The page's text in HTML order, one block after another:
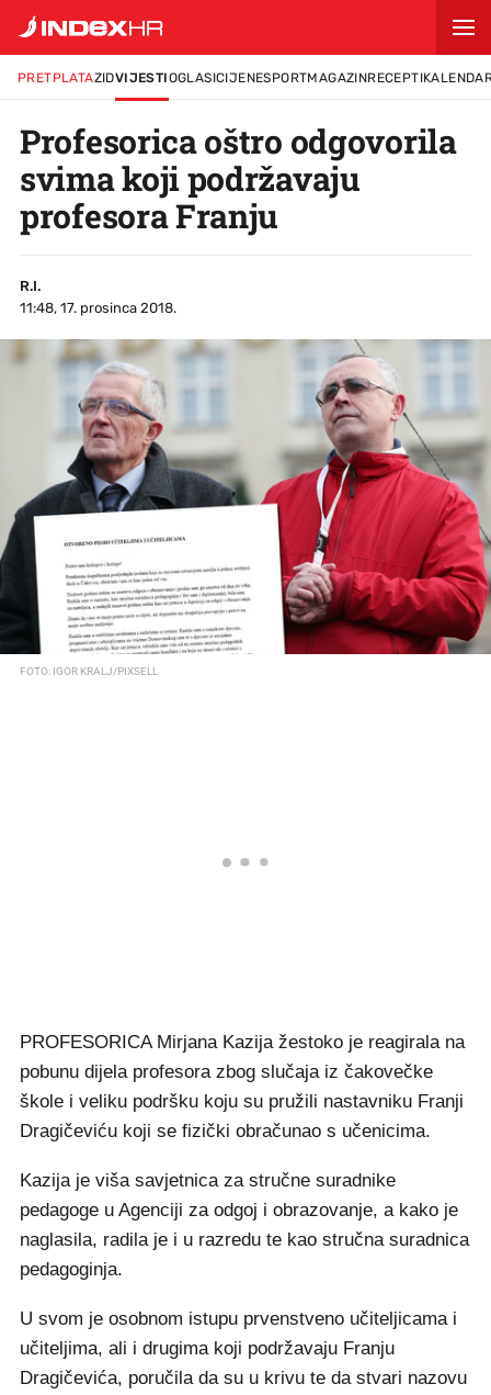
PRETPLATAZIDVIJESTIOGLASICIJENESPORTMAGAZINRECEPTI
Profesorica oštro odgovorila
svima koji podržavaju
profesora Franju
R.I.
11:48, 17. prosinca 2018.
FOTO: IGOR KRALJ/PIXSELL
PROFESORICA Mirjana Kazija žestoko je reagirala na
pobunu dijela profesora zbog slučaja iz čakovečke
škole i veliku podršku koju su pružili nastavniku Franji
Dragičeviću koji se fizički obračunao s učenicima.
Kazija je viša savjetnica za stručne suradnike
pedagoge u Agenciji za odgoj i obrazovanje, a kako je
naglasila, radila je i u razredu te kao stručna suradnica
pedagoginja.
U svom je osobnom istupu prvenstveno učiteljicama i
učiteljima, ali i drugima koji podržavaju Franju
Dragičevića, poručila da su u krivu te da stvari nazovu